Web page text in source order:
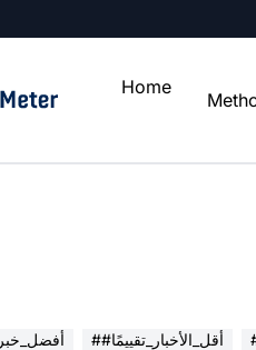
Home
##أفضل_خبر ##أقل_الأخبار_تقييمًا